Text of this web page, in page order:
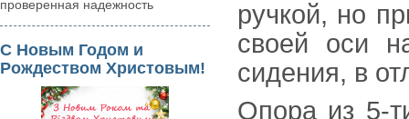
проверенная надежность
С Новым Годом и
Рождеством Христовым!
ручкой, но
своей оси
сидения, в
Опора из 5-